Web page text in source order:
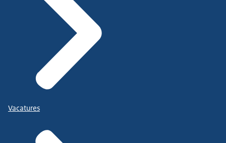
Vacatures